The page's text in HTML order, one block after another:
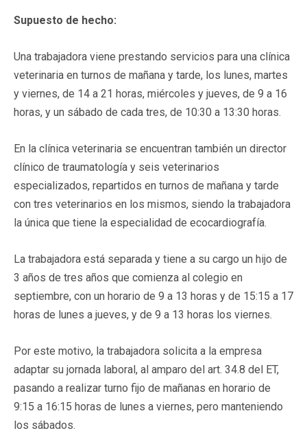
Supuesto de hecho:
Una trabajadora viene prestando servicios para una clínica
veterinaria en turnos de mañana y tarde, los lunes, martes
y viernes, de 14 a 21 horas, miércoles y jueves, de 9 a 16
horas, y un sábado de cada tres, de 10:30 a 13:30 horas.
En la clínica veterinaria se encuentran también un director
clínico de traumatología y seis veterinarios
especializados, repartidos en turnos de mañana y tarde
con tres veterinarios en los mismos, siendo la trabajadora
la única que tiene la especialidad de ecocardiografía.
La trabajadora está separada y tiene a su cargo un hijo de
3 años de tres años que comienza al colegio en
septiembre, con un horario de 9 a 13 horas y de 15:15 a 17
horas de lunes a jueves, y de 9 a 13 horas los viernes.
Por este motivo, la trabajadora solicita a la empresa
adaptar su jornada laboral, al amparo del art. 34.8 del ET,
pasando a realizar turno fijo de mañanas en horario de
9:15 a 16:15 horas de lunes a viernes, pero manteniendo
los sábados.